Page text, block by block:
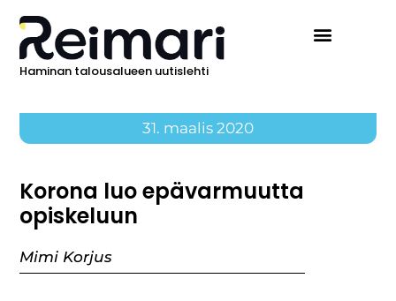
Haminan talousalueen uutislehti
31. maalis 2020
Korona luo epävarmuutta
opiskeluun
Mimi Korjus